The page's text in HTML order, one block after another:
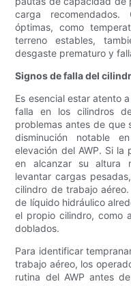
carga
óptimas, como
terreno estables,
desgaste prematuro y
Signos de falla del
Es esencial estar atento
falla en los cilindros
problemas antes de que
disminución notable
elevación del AWP. Si
en alcanzar su altura
levantar cargas
cilindro de trabajo
de líquido hidráulico
el propio cilindro, como
doblados.
Para identificar
trabajo aéreo, los
rutina del AWP antes